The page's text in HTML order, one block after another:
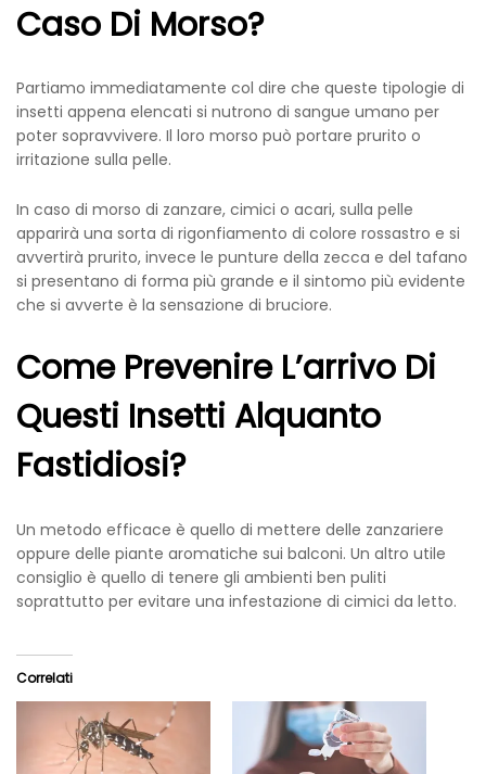
Caso Di Morso?
Partiamo immediatamente col dire che queste tipologie di
insetti appena elencati si nutrono di sangue umano per
poter sopravvivere. Il loro morso può portare prurito o
irritazione sulla pelle.
In caso di morso di zanzare, cimici o acari, sulla pelle
apparirà una sorta di rigonfiamento di colore rossastro e si
avvertirà prurito, invece le punture della zecca e del tafano
si presentano di forma più grande e il sintomo più evidente
che si avverte è la sensazione di bruciore.
Come Prevenire L’arrivo Di
Questi Insetti Alquanto
Fastidiosi?
Un metodo efficace è quello di mettere delle zanzariere
oppure delle piante aromatiche sui balconi. Un altro utile
consiglio è quello di tenere gli ambienti ben puliti
soprattutto per evitare una infestazione di cimici da letto.
Correlati